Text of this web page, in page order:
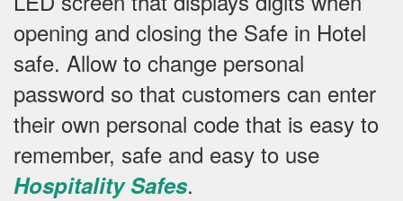
opening and closing the Safe in Hotel
safe. Allow to change personal
password so that customers can enter
their own personal code that is easy to
remember, safe and easy to use
Hospitality Safes.